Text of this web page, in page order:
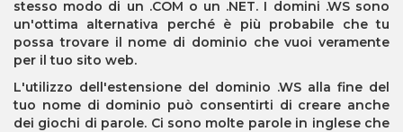
stesso modo di un .COM o un .NET. I domini .WS sono
un'ottima alternativa perché è più probabile che tu
possa trovare il nome di dominio che vuoi veramente
per il tuo sito web.
L'utilizzo dell'estensione del dominio .WS alla fine del
tuo nome di dominio può consentirti di creare anche
dei giochi di parole. Ci sono molte parole in inglese che